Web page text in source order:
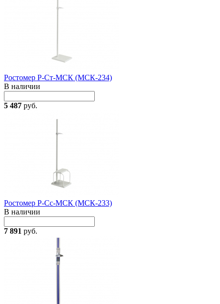
Ростомер Р-Ст-МСК (МСК-234)
В наличии
5 487 руб.
Ростомер Р-Сс-МСК (МСК-233)
В наличии
7 891 руб.